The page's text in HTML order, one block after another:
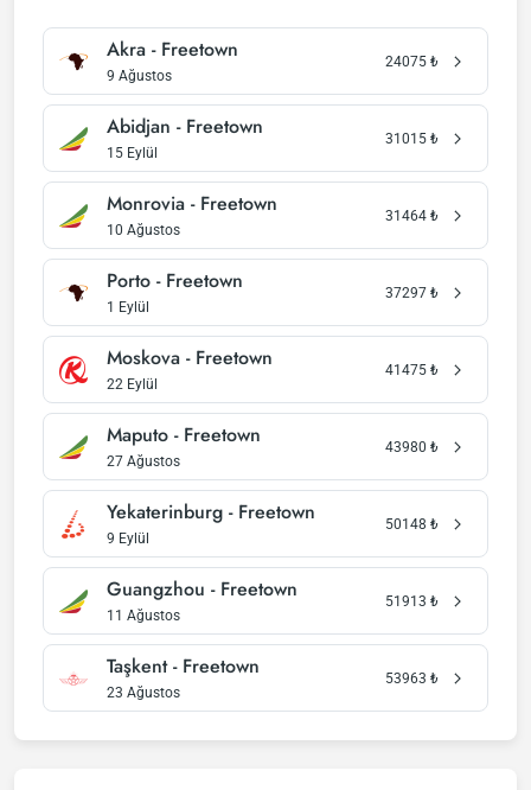
Akra - Freetown
9 Ağustos
24075 ₺
Abidjan - Freetown
15 Eylül
31015 ₺
Monrovia - Freetown
10 Ağustos
31464 ₺
Porto - Freetown
1 Eylül
37297 ₺
Moskova - Freetown
22 Eylül
41475 ₺
Maputo - Freetown
27 Ağustos
43980 ₺
Yekaterinburg - Freetown
9 Eylül
50148 ₺
Guangzhou - Freetown
11 Ağustos
51913 ₺
Taşkent - Freetown
23 Ağustos
53963 ₺